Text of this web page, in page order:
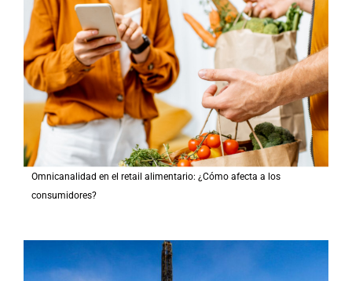
Omnicanalidad en el retail alimentario: ¿Cómo afecta a los
consumidores?